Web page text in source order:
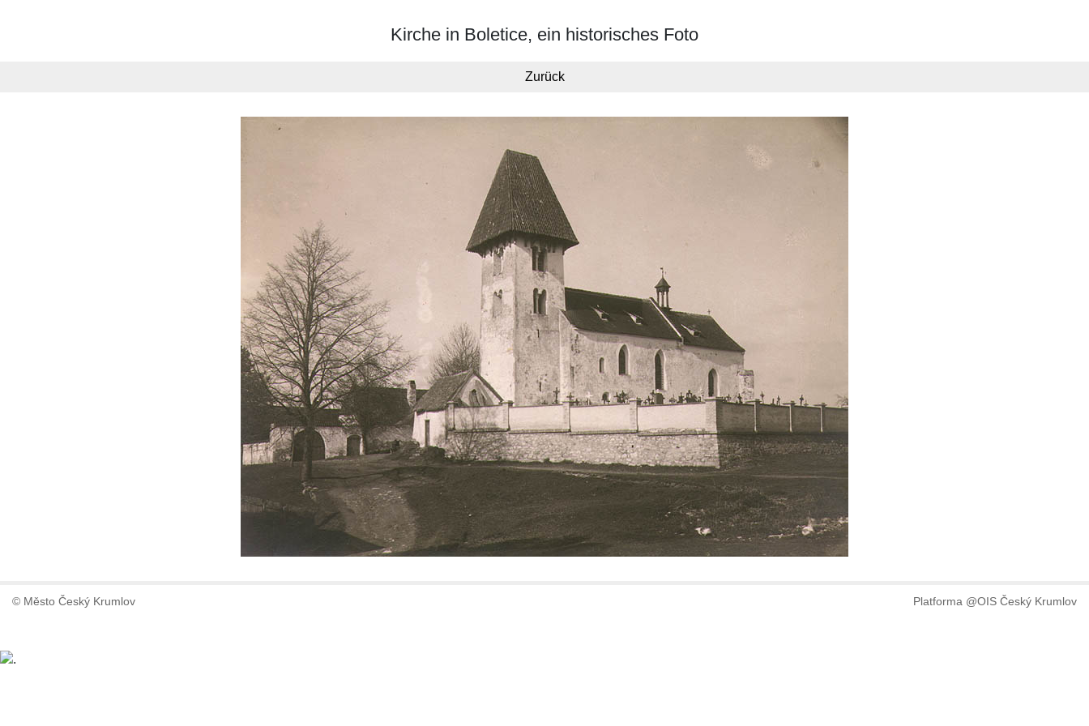
Kirche in Boletice, ein historisches Foto
Zurück
© Město Český Krumlov Platforma @OIS Český Krumlov